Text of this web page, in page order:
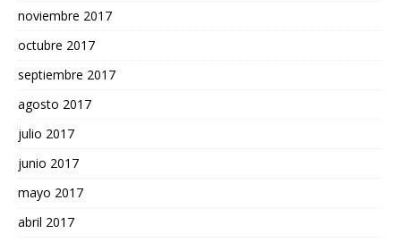
noviembre 2017
octubre 2017
septiembre 2017
agosto 2017
julio 2017
junio 2017
mayo 2017
abril 2017